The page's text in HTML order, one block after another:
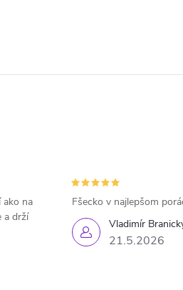
ako na
a drží
Vladimír
21.5.2026
Fšecko v najlepšom